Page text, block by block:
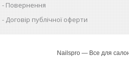
Повернення
Договір публічної оферти